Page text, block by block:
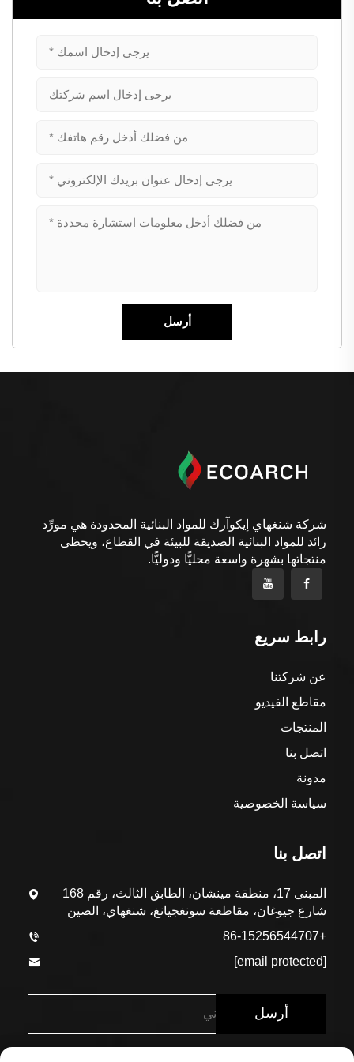
شركة شنغهاي إيكوآرك للمواد البنائية المحدودة هي مورِّد
رائد للمواد البنائية الصديقة للبيئة في القطاع، ويحظى
منتجاتها بشهرة واسعة محليًّا ودوليًّا.
رابط سريع
عن شركتنا
مقاطع الفيديو
المنتجات
اتصل بنا
مدونة
سياسة الخصوصية
اتصل بنا
المبنى 17، منطقة مينشان، الطابق الثالث، رقم 168
شارع جيوغان، مقاطعة سونغجيانغ، شنغهاي، الصين
+86-15256544707
[email protected]
أرسل